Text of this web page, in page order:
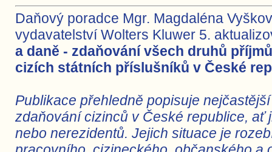
Daňový poradce Mgr. Magdaléna
vydavatelství Wolters Kluwer 5.
a daně - zdaňování všech druhů
cizích státních příslušníků v České
Publikace přehledně popisuje
zdaňování cizinců v České republice, ať
nebo nerezidentů. Jejich situace je